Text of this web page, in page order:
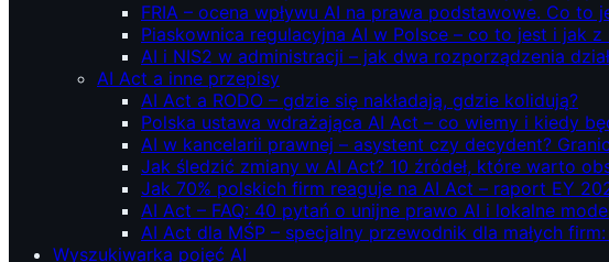
FRIA – ocena wpływu AI na prawa podstawowe. Co to
Piaskownica regulacyjna AI w Polsce – co to jest i jak
AI i NIS2 w administracji – jak dwa rozporządzenia
AI Act a inne przepisy
AI Act a RODO – gdzie się nakładają, gdzie kolidują?
Polska ustawa wdrażająca AI Act – co wiemy i kiedy
AI w kancelarii prawnej – asystent czy decydent?
Jak śledzić zmiany w AI Act? 10 źródeł, które warto
Jak 70% polskich firm reaguje na AI Act – raport EY
AI Act – FAQ: 40 pytań o unijne prawo AI i lokalne
AI Act dla MŚP – specjalny przewodnik dla małych
Wyszukiwarka pojęć AI